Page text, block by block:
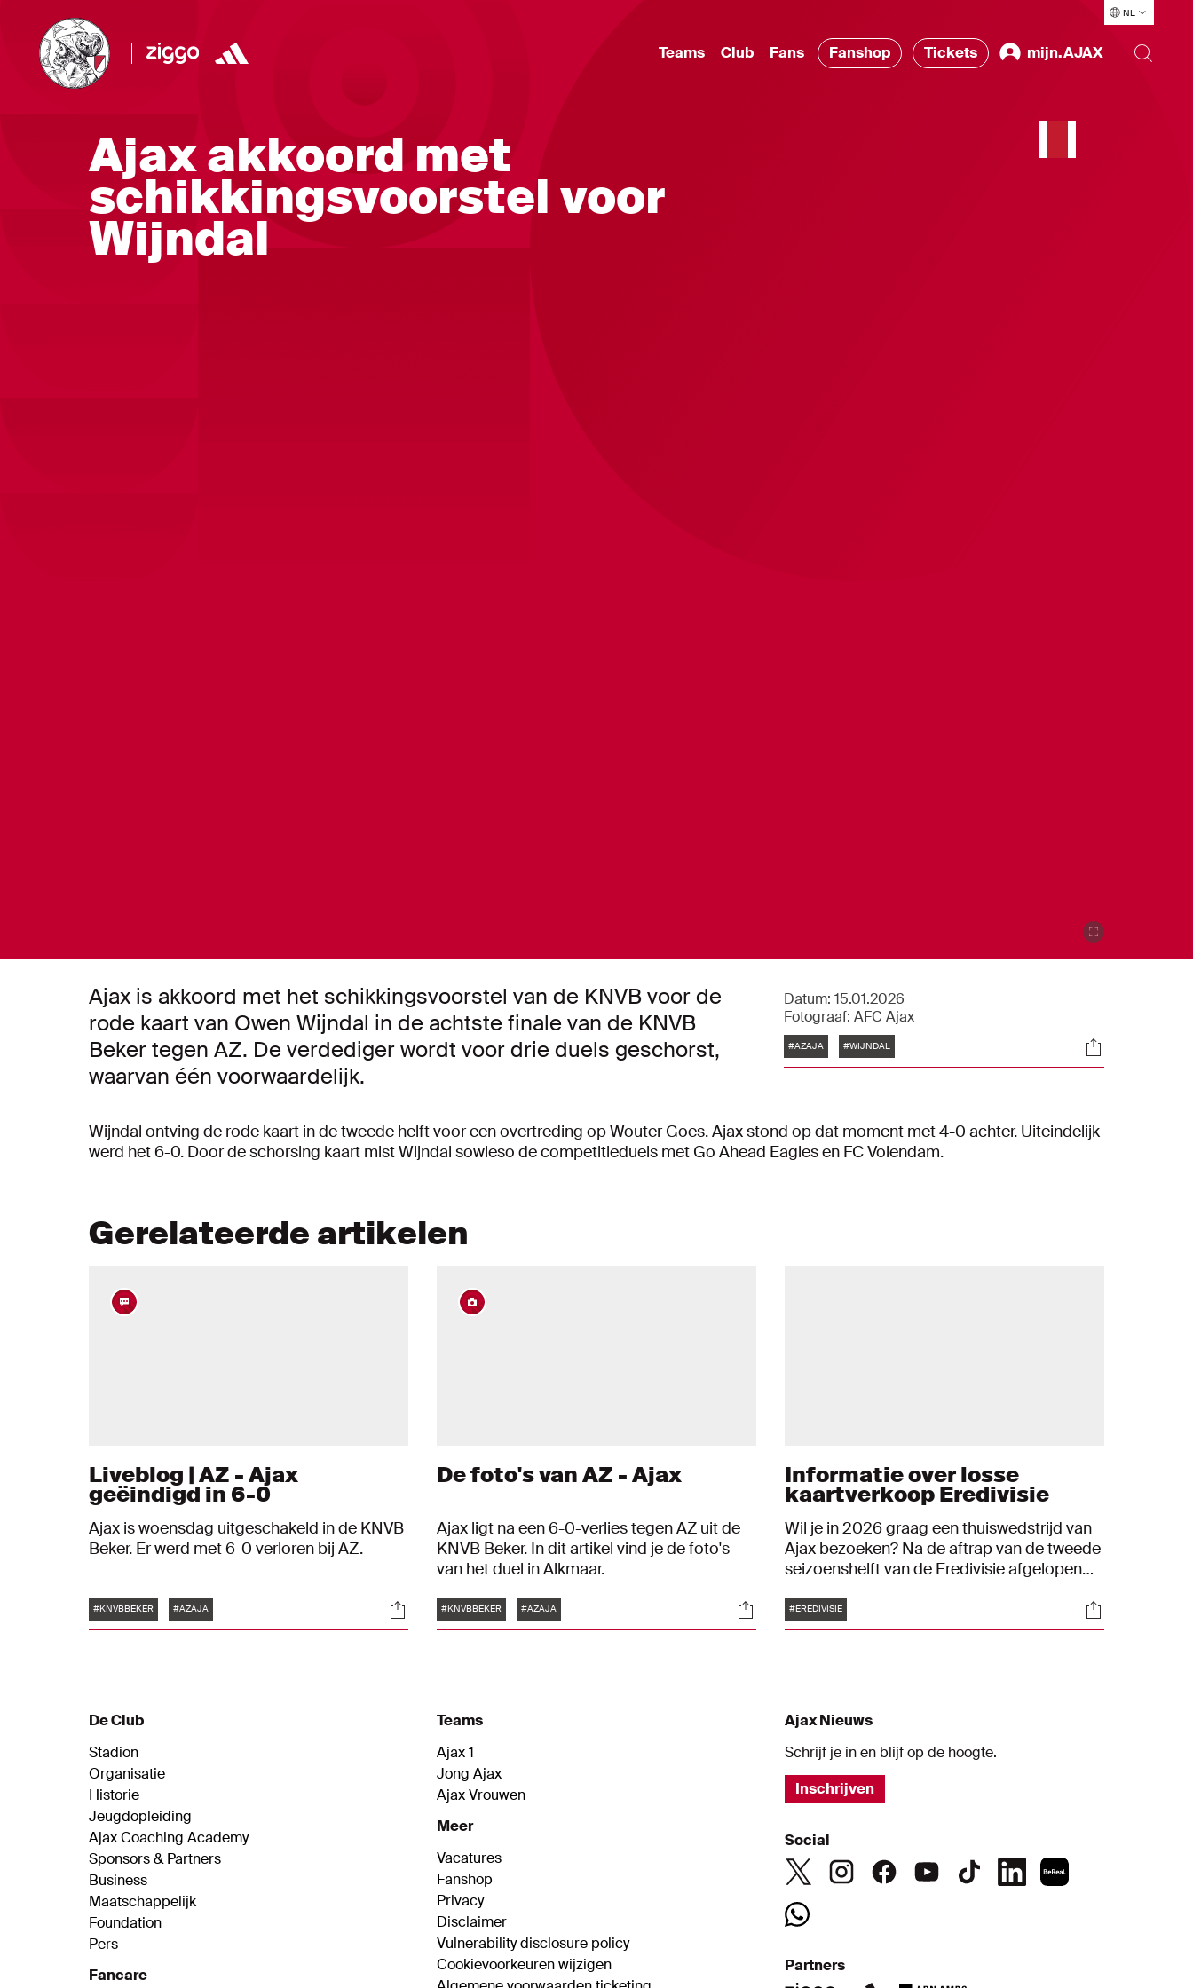
NL
Teams Club Fans Fanshop Tickets mijn.AJAX
Ajax akkoord met
schikkingsvoorstel voor
Wijndal
Ajax is akkoord met het schikkingsvoorstel van de KNVB voor de
rode kaart van Owen Wijndal in de achtste finale van de KNVB
Beker tegen AZ. De verdediger wordt voor drie duels geschorst,
waarvan één voorwaardelijk.
Datum: 15.01.2026
Fotograaf: AFC Ajax
Tags
#AZAJA #WIJNDAL Socials
Wijndal ontving de rode kaart in de tweede helft voor een overtreding op Wouter Goes. Ajax stond op dat moment met 4-0 achter. Uiteindelijk
werd het 6-0. Door de schorsing kaart mist Wijndal sowieso de competitieduels met Go Ahead Eagles en FC Volendam.
Gerelateerde artikelen
Liveblog | AZ - Ajax
geëindigd in 6-0
Ajax is woensdag uitgeschakeld in de KNVB
Beker. Er werd met 6-0 verloren bij AZ.
Tags
#KNVBBEKER #AZAJA Socials
De foto's van AZ - Ajax
Ajax ligt na een 6-0-verlies tegen AZ uit de
KNVB Beker. In dit artikel vind je de foto's
van het duel in Alkmaar.
Tags
#KNVBBEKER #AZAJA Socials
Informatie over losse
kaartverkoop Eredivisie
Wil je in 2026 graag een thuiswedstrijd van
Ajax bezoeken? Na de aftrap van de tweede
seizoenshelft van de Eredivisie afgelopen
kaartverkoop voor de laatste
thuiswedstrijden van dit seizoen van start.
Tags
#EREDIVISIE Socials
De Club
Stadion
Organisatie
Historie
Jeugdopleiding
Ajax Coaching Academy
Sponsors & Partners
Business
Maatschappelijk
Foundation
Pers
Fancare
Teams
Ajax 1
Jong Ajax
Ajax Vrouwen
Meer
Vacatures
Fanshop
Privacy
Disclaimer
Vulnerability disclosure policy
Cookievoorkeuren wijzigen
Ajax Nieuws
Schrijf je in en blijf op de hoogte.
Inschrijven
Social
Partners